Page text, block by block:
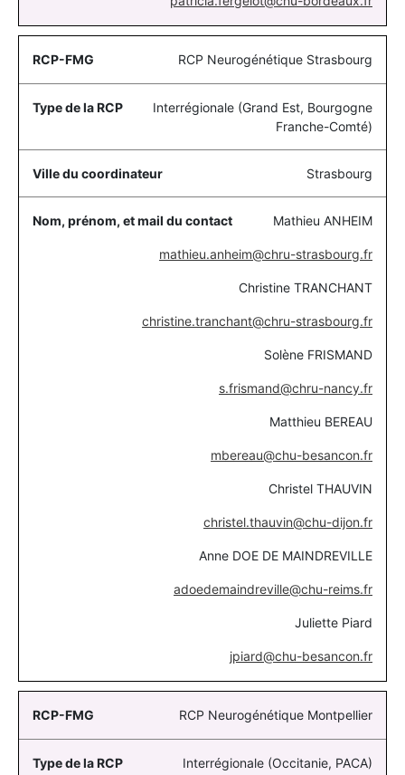
RCP Neurogénétique Strasbourg
Interrégionale (Grand Est, Bourgogne
Franche-Comté)
Strasbourg
Mathieu ANHEIM
mathieu.anheim@chru-strasbourg.fr
Christine TRANCHANT
christine.tranchant@chru-strasbourg.fr
Solène FRISMAND
s.frismand@chru-nancy.fr
Matthieu BEREAU
mbereau@chu-besancon.fr
Christel THAUVIN
christel.thauvin@chu-dijon.fr
Anne DOE DE MAINDREVILLE
adoedemaindreville@chu-reims.fr
Juliette Piard
jpiard@chu-besancon.fr
RCP Neurogénétique Montpellier
Interrégionale (Occitanie, PACA)